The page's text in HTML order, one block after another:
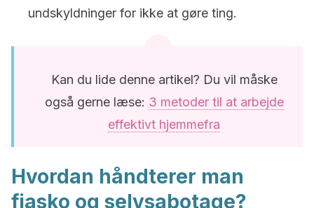
undskyldninger for ikke at gøre ting.
Kan du lide denne artikel? Du vil måske
også gerne læse: 3 metoder til at arbejde
effektivt hjemmefra
Hvordan håndterer man
fiasko og selvsabotage?